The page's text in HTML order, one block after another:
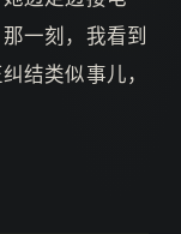
一刻，我看到
结类似事儿，